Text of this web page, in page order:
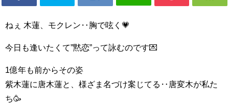
ねぇ 木蓮、モクレン‥胸で呟く💗
今日も逢いたくて”黙恋”って詠むのです💌
1億年も前からその姿
紫木蓮に唐木蓮と、様ざま名づけ案じてる‥唐変木が私た
ち🥳